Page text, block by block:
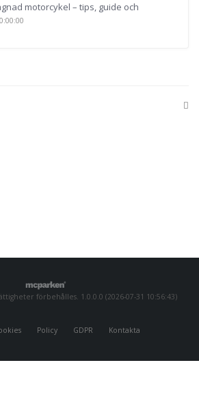
motorcykel – tips, guide och
förbehålles. 1.0.0.0 (2026-07-31 10:56:43)
Policy GDPR Kontakta